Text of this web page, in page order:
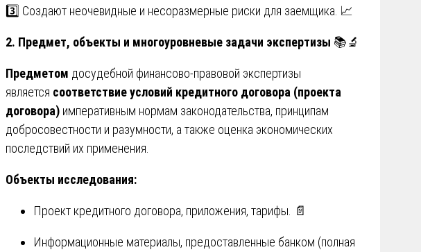
3️⃣ Создают неочевидные и несоразмерные риски для заемщика. 📈
2. Предмет, объекты и многоуровневые задачи экспертизы 📚🔬
Предметом досудебной финансово-правовой экспертизы
является соответствие условий кредитного договора (проекта
договора) императивным нормам законодательства, принципам
добросовестности и разумности, а также оценка экономических
последствий их применения.
Объекты исследования:
Проект кредитного договора, приложения, тарифы. 📄
Информационные материалы, предоставленные банком (полная